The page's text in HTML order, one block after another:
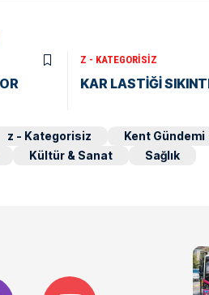
Z - KATEGORISIZ
KAR LASTİĞİ
z - Kategorisiz Kent Gündemi
Kültür & Sanat Sağlık